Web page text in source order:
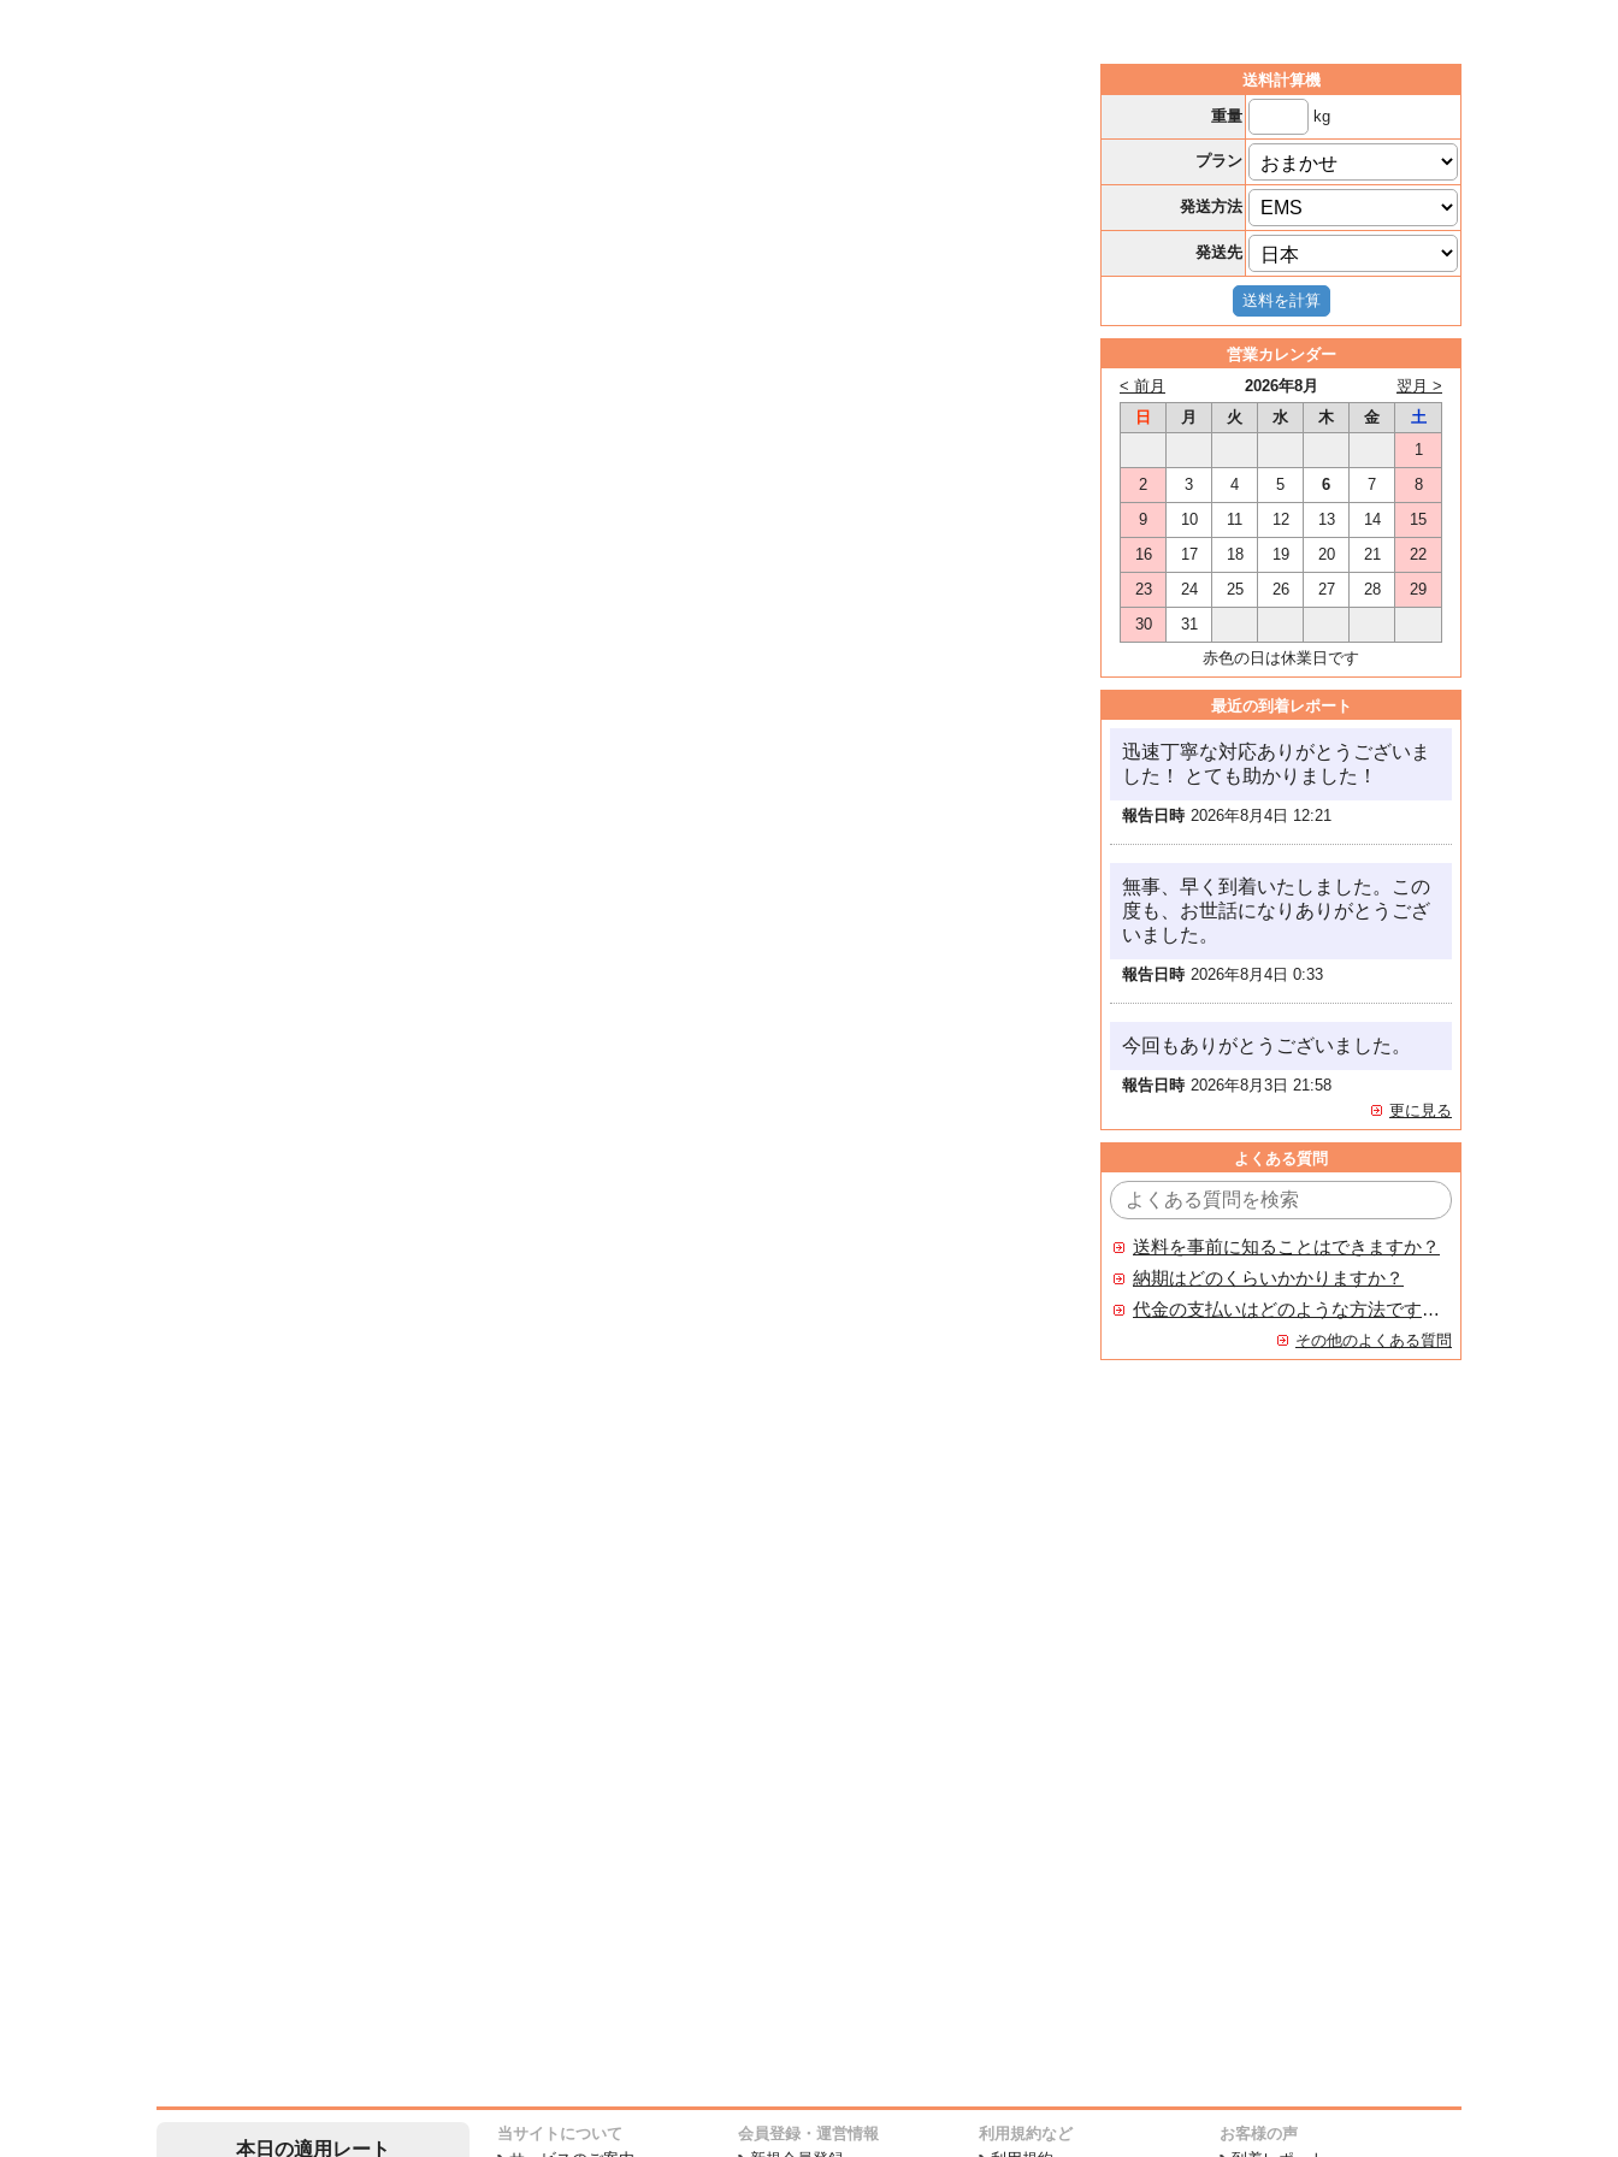
送料計算機
重量
kg
プラン
発送方法
発送先
営業カレンダー
2026年8月
< 前月
翌月 >
日
月 火 水 木 金
土
1
2
3 4 5 6 7
8
9
10 11 12 13 14
15
16
17 18 19 20 21
22
23
24 25 26 27 28
29
30
31
赤色の日は休業日です
最近の到着レポート
迅速丁寧な対応ありがとうございま
した！ とても助かりました！
報告日時 2026年8月4日 12:21
無事、早く到着いたしました。この
度も、お世話になりありがとうござ
いました。
報告日時 2026年8月4日 0:33
今回もありがとうございました。
報告日時 2026年8月3日 21:58
更に見る
よくある質問
送料を事前に知ることはできますか？
納期はどのくらいかかりますか？
代金の支払いはどのような方法ですか？
その他のよくある質問
本日の適用レート
当サイトについて
会員登録・運営情報
利用規約など
お客様の声